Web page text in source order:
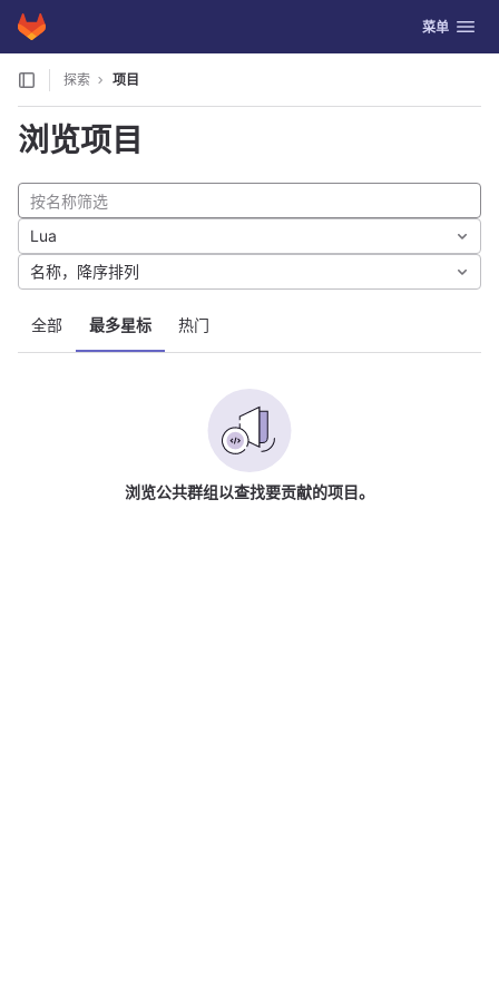
Skip to content
GitLab 切换导航
菜单
探索 项目
浏览项目
全部 最多星标 热门
Lua
名称，降序排列
浏览公共群组以查找要贡献的项目。